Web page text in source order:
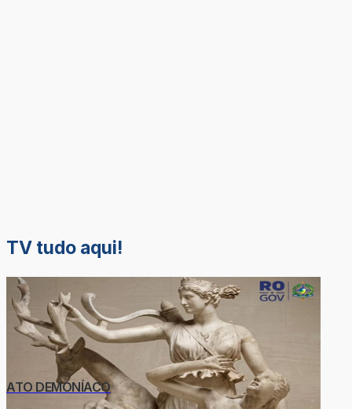
TV tudo aqui!
ATO DEMONÍACO